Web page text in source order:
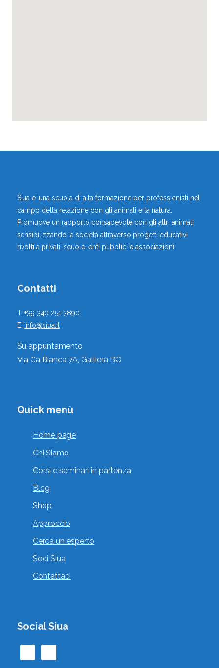
Siua e’ una scuola di alta formazione per professionisti nel
campo della relazione con gli animali e la natura.
Promuove un rapporto consapevole con gli altri animali
sensibilizzando la società attraverso progetti educativi
rivolti a privati, scuole, enti pubblici e associazioni.
Contatti
T: +39 340 251 3890
E: info@siua.it
Su appuntamento
Via Cà Bianca 7A, Galliera BO
Quick menù
Home page
Chi Siamo
Corsi e seminari in partenza
Blog
Shop
Approccio
Cerca un esperto
Soci Siua
Contattaci
Social Siua